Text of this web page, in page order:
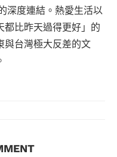
深度連結。熱愛生活以
都比昨天過得更好」的
與台灣極大反差的文